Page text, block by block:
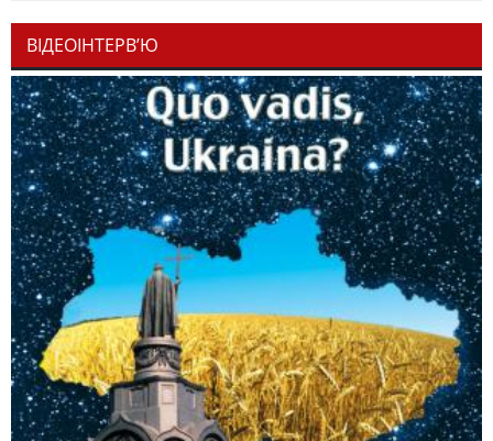
ВІДЕОІНТЕРВ’Ю